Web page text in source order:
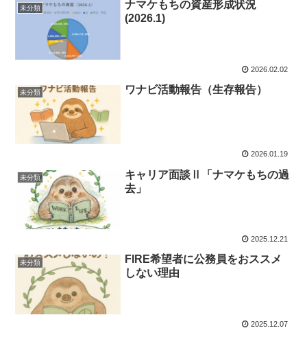
未分類
ナマケもちの資産形成状況
(2026.1)
2026.02.02
未分類 ワナビ活動報告（生存報告）
2026.01.19
未分類
キャリア面談Ⅱ「ナマケもちの過
去」
2025.12.21
未分類
FIRE希望者に公務員をおススメ
しない理由
2025.12.07